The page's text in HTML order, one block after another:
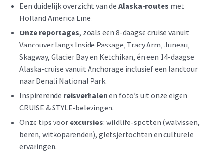
Een duidelijk overzicht van de Alaska-routes met
Holland America Line.
Onze reportages, zoals een 8-daagse cruise vanuit
Vancouver langs Inside Passage, Tracy Arm, Juneau,
Skagway, Glacier Bay en Ketchikan, én een 14-daagse
Alaska-cruise vanuit Anchorage inclusief een landtour
naar Denali National Park.
Inspirerende reisverhalen en foto’s uit onze eigen
CRUISE & STYLE-belevingen.
Onze tips voor excursies: wildlife-spotten (walvissen,
beren, witkoparenden), gletsjertochten en culturele
ervaringen.